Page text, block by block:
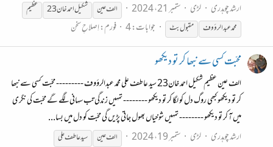
ارشد چوہدری
لڑی ستمبر 21، 2024 الف عین شکیل احمد خان23
عظیم
محمد عبدالرؤوف
مقبول بٹ جوابات: 4 فورم:اِصلاحِ سخن
محبّت کسی سے نبھا کر تو دیکھو
الف عین عظیم شکیل احمد خان23 سید عاطف علی محمد عبدالرؤوف --------- محبّت کسی سے نبھا
کر تو دیکھو کبھی روگ دل کو لگا کر تو دیکھو -------- تمہیں زندگی تب سہانی لگے گے محبّت کی نگری
میں آ کر تو دیکھو -------- تمہیں شوخیاں بھول جاتی پڑیں گی محبّت کو دل میں بسا...
ارشد چوہدری
لڑی ستمبر 19، 2024 الف عین
سید عاطف علی